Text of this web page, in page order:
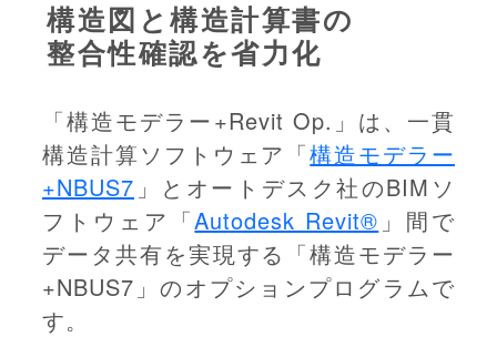
構造図と構造計算書の
整合性確認を省力化
「構造モデラー+Revit Op.」は、一貫
構造計算ソフトウェア「構造モデラー
+NBUS7 」とオートデスク社のBIMソ
フトウェア「Autodesk Revit® 」間で
データ共有を実現する「構造モデラー
+NBUS7」のオプションプログラムで
す。